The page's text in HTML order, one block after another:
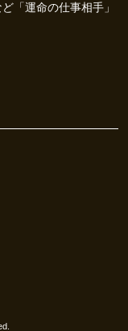
「運命の仕事相手」